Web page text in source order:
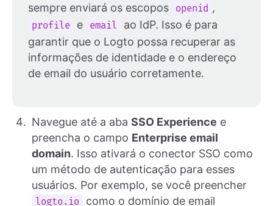
sempre enviará os escopos
openid ,
profile e email
ao IdP. Isso é para
garantir que o Logto possa recuperar as
informações de identidade e o endereço
de email do usuário corretamente.
Navegue até a aba SSO Experience e
preencha o campo Enterprise email
domain. Isso ativará o conector SSO como
um método de autenticação para esses
usuários. Por exemplo, se você preencher
logto.io como o domínio de email